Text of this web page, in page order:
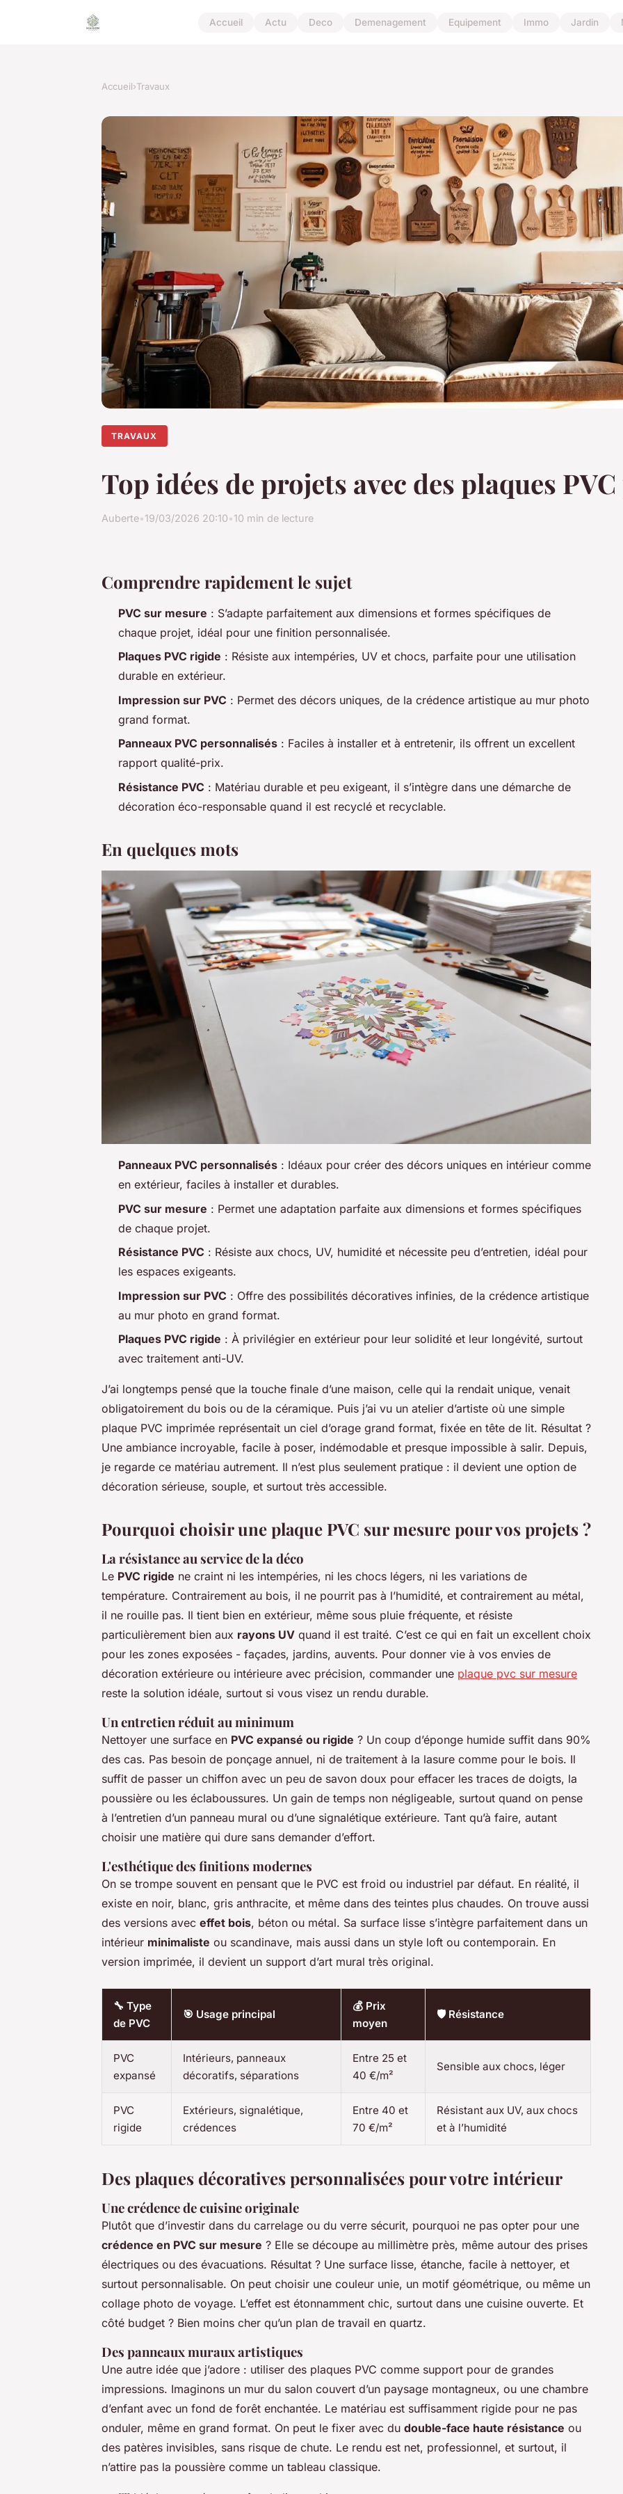
Accueil Actu Deco Demenagement Equipement Immo Jardin
Accueil›Travaux
TRAVAUX
Top idées de projets avec des plaques
Auberte•19/03/2026 20:10•10 min de lecture
Comprendre rapidement le sujet
PVC sur mesure : S’adapte parfaitement aux dimensions et formes spécifiques de
chaque projet, idéal pour une finition personnalisée.
Plaques PVC rigide : Résiste aux intempéries, UV et chocs, parfaite pour une utilisation
durable en extérieur.
Impression sur PVC : Permet des décors uniques, de la crédence artistique au mur photo
grand format.
Panneaux PVC personnalisés : Faciles à installer et à entretenir, ils offrent un excellent
rapport qualité-prix.
Résistance PVC : Matériau durable et peu exigeant, il s’intègre dans une démarche de
décoration éco-responsable quand il est recyclé et recyclable.
En quelques mots
Panneaux PVC personnalisés : Idéaux pour créer des décors uniques en intérieur comme
en extérieur, faciles à installer et durables.
PVC sur mesure : Permet une adaptation parfaite aux dimensions et formes spécifiques
de chaque projet.
Résistance PVC : Résiste aux chocs, UV, humidité et nécessite peu d’entretien, idéal pour
les espaces exigeants.
Impression sur PVC : Offre des possibilités décoratives infinies, de la crédence artistique
au mur photo en grand format.
Plaques PVC rigide : À privilégier en extérieur pour leur solidité et leur longévité, surtout
avec traitement anti-UV.
J’ai longtemps pensé que la touche finale d’une maison, celle qui la rendait unique, venait
obligatoirement du bois ou de la céramique. Puis j’ai vu un atelier d’artiste où une simple
plaque PVC imprimée représentait un ciel d’orage grand format, fixée en tête de lit. Résultat ?
Une ambiance incroyable, facile à poser, indémodable et presque impossible à salir. Depuis,
je regarde ce matériau autrement. Il n’est plus seulement pratique : il devient une option de
décoration sérieuse, souple, et surtout très accessible.
Pourquoi choisir une plaque PVC sur mesure pour vos projets ?
La résistance au service de la déco
Le PVC rigide ne craint ni les intempéries, ni les chocs légers, ni les variations de
température. Contrairement au bois, il ne pourrit pas à l’humidité, et contrairement au métal,
il ne rouille pas. Il tient bien en extérieur, même sous pluie fréquente, et résiste
particulièrement bien aux rayons UV quand il est traité. C’est ce qui en fait un excellent choix
pour les zones exposées - façades, jardins, auvents. Pour donner vie à vos envies de
décoration extérieure ou intérieure avec précision, commander une plaque pvc sur mesure
reste la solution idéale, surtout si vous visez un rendu durable.
Un entretien réduit au minimum
Nettoyer une surface en PVC expansé ou rigide ? Un coup d’éponge humide suffit dans 90%
des cas. Pas besoin de ponçage annuel, ni de traitement à la lasure comme pour le bois. Il
suffit de passer un chiffon avec un peu de savon doux pour effacer les traces de doigts, la
poussière ou les éclaboussures. Un gain de temps non négligeable, surtout quand on pense
à l’entretien d’un panneau mural ou d’une signalétique extérieure. Tant qu’à faire, autant
choisir une matière qui dure sans demander d’effort.
L'esthétique des finitions modernes
On se trompe souvent en pensant que le PVC est froid ou industriel par défaut. En réalité, il
existe en noir, blanc, gris anthracite, et même dans des teintes plus chaudes. On trouve aussi
des versions avec effet bois, béton ou métal. Sa surface lisse s’intègre parfaitement dans un
intérieur minimaliste ou scandinave, mais aussi dans un style loft ou contemporain. En
version imprimée, il devient un support d’art mural très original.
🔧 Type
de PVC
🎯 Usage principal
💰 Prix
moyen
🛡️ Résistance
PVC
expansé
Intérieurs, panneaux
décoratifs, séparations
Entre 25 et
40 €/m²
Sensible aux chocs, léger
PVC
rigide
Extérieurs, signalétique,
crédences
Entre 40 et
70 €/m²
Résistant aux UV, aux chocs
et à l’humidité
Des plaques décoratives personnalisées pour votre intérieur
Une crédence de cuisine originale
Plutôt que d’investir dans du carrelage ou du verre sécurit, pourquoi ne pas opter pour une
crédence en PVC sur mesure ? Elle se découpe au millimètre près, même autour des prises
électriques ou des évacuations. Résultat ? Une surface lisse, étanche, facile à nettoyer, et
surtout personnalisable. On peut choisir une couleur unie, un motif géométrique, ou même un
collage photo de voyage. L’effet est étonnamment chic, surtout dans une cuisine ouverte. Et
côté budget ? Bien moins cher qu’un plan de travail en quartz.
Des panneaux muraux artistiques
Une autre idée que j’adore : utiliser des plaques PVC comme support pour de grandes
impressions. Imaginons un mur du salon couvert d’un paysage montagneux, ou une chambre
d’enfant avec un fond de forêt enchantée. Le matériau est suffisamment rigide pour ne pas
onduler, même en grand format. On peut le fixer avec du double-face haute résistance ou
des patères invisibles, sans risque de chute. Le rendu est net, professionnel, et surtout, il
n’attire pas la poussière comme un tableau classique.